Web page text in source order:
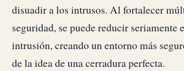
disuadir a los intrusos. Al fortalecer
seguridad, se puede reducir seriamente
intrusión, creando un entorno más
de la idea de una cerradura perfecta.